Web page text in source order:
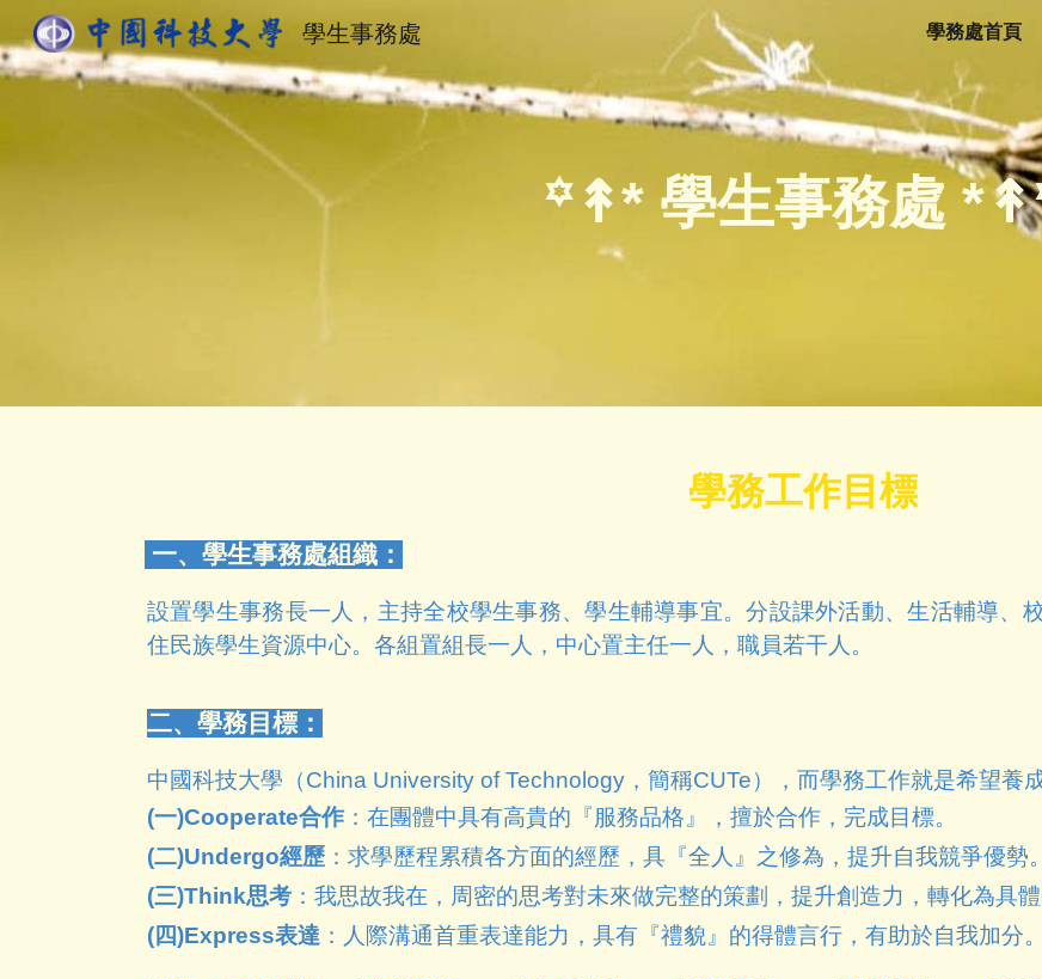
Skip to
學生事務處 學務處首頁
꙳↟* 學生事務處
學務工作目標
一、學生事務處組織：
設置學生事務長一人，主持全校學生事務、學生輔導事宜。分設課外活動、生活輔導、
住民族學生資源中心。各組置組長一人，中心置主任一人，職員若干人。
二、學務目標：
中國科技大學（China University of Technology，簡稱CUTe），而學務工作就是希望養
(一)Cooperate合作：在團體中具有高貴的『服務品格』，擅於合作，完成目標。
(二)Undergo經歷：求學歷程累積各方面的經歷，具『全人』之修為，提升自我競爭優勢。
(三)Think思考：我思故我在，周密的思考對未來做完整的策劃，提升創造力，轉化為具體
(四)Express表達：人際溝通首重表達能力，具有『禮貌』的得體言行，有助於自我加分。